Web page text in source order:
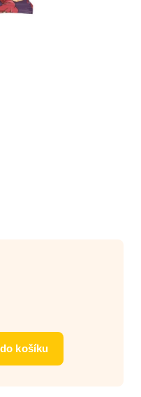
košíku